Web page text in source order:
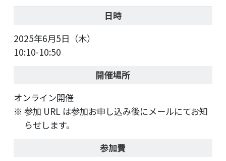
日時
2025年6月5日（木）
10:10-10:50
開催場所
オンライン開催
参加 URL は参加お申し込み後にメールにてお知
らせします。
参加費